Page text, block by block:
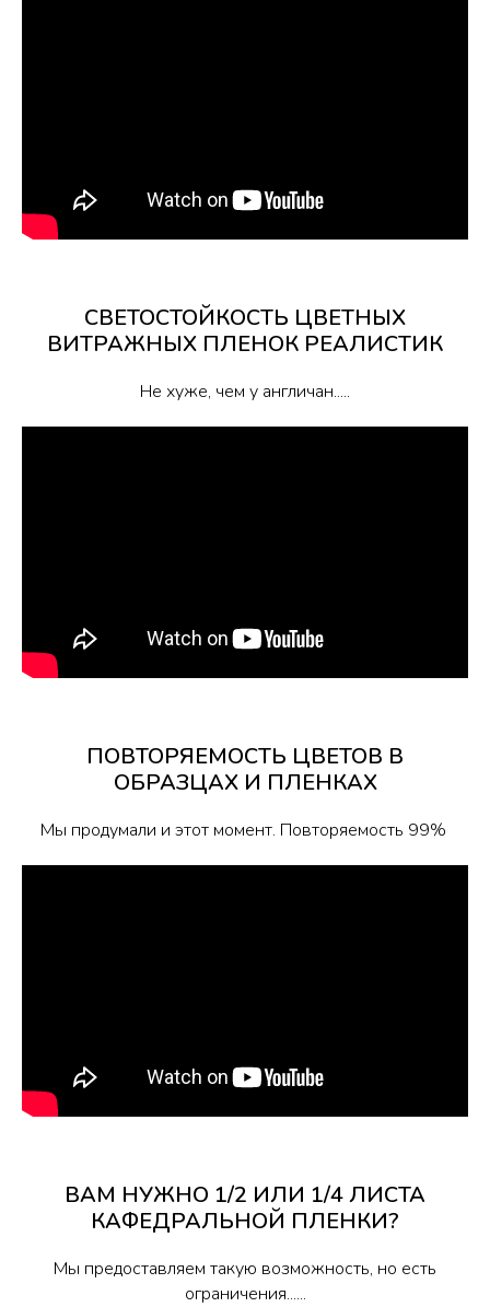
СВЕТОСТОЙКОСТЬ ЦВЕТНЫХ
ВИТРАЖНЫХ ПЛЕНОК РЕАЛИСТИК
Не хуже, чем у англичан.....
ПОВТОРЯЕМОСТЬ ЦВЕТОВ В
ОБРАЗЦАХ И ПЛЕНКАХ
Мы продумали и этот момент. Повторяемость 99%
ВАМ НУЖНО 1/2 ИЛИ 1/4 ЛИСТА
КАФЕДРАЛЬНОЙ ПЛЕНКИ?
Мы предоставляем такую возможность, но есть
ограничения......